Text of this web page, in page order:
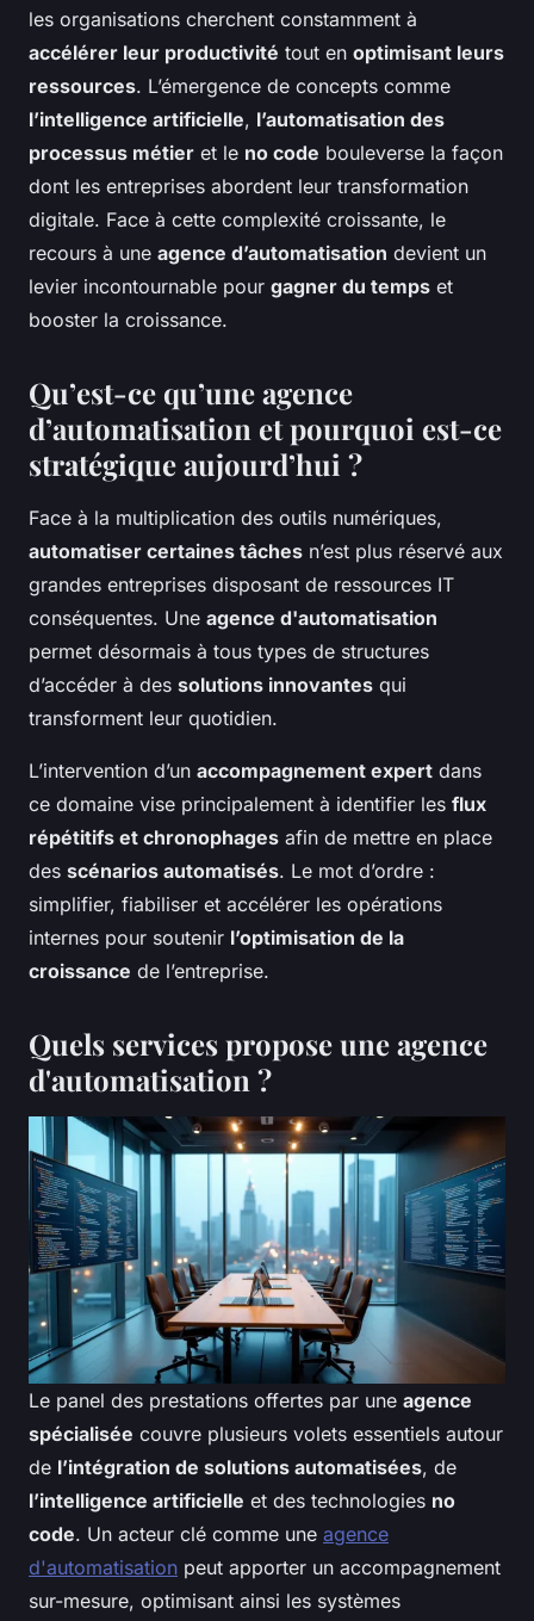
les organisations cherchent constamment à
accélérer leur productivité tout en optimisant leurs
ressources. L’émergence de concepts comme
l’intelligence artificielle, l’automatisation des
processus métier et le no code bouleverse la façon
dont les entreprises abordent leur transformation
digitale. Face à cette complexité croissante, le
recours à une agence d’automatisation devient un
levier incontournable pour gagner du temps et
booster la croissance.
Qu’est-ce qu’une agence
d’automatisation et pourquoi est-ce
stratégique aujourd’hui ?
Face à la multiplication des outils numériques,
automatiser certaines tâches n’est plus réservé aux
grandes entreprises disposant de ressources IT
conséquentes. Une agence d'automatisation
permet désormais à tous types de structures
d’accéder à des solutions innovantes qui
transforment leur quotidien.
L’intervention d’un accompagnement expert dans
ce domaine vise principalement à identifier les flux
répétitifs et chronophages afin de mettre en place
des scénarios automatisés. Le mot d’ordre :
simplifier, fiabiliser et accélérer les opérations
internes pour soutenir l’optimisation de la
croissance de l’entreprise.
Quels services propose une agence
d'automatisation ?
Le panel des prestations offertes par une agence
spécialisée couvre plusieurs volets essentiels autour
de l’intégration de solutions automatisées, de
l’intelligence artificielle et des technologies no
code. Un acteur clé comme une agence
d'automatisation peut apporter un accompagnement
sur-mesure, optimisant ainsi les systèmes